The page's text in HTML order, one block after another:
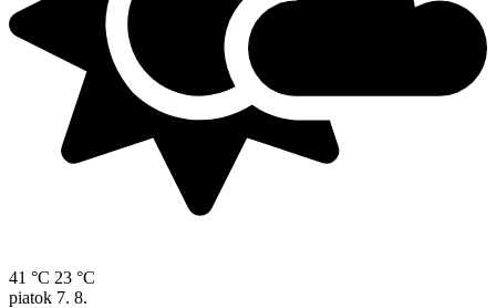
41 °C 23 °C
piatok 7. 8.